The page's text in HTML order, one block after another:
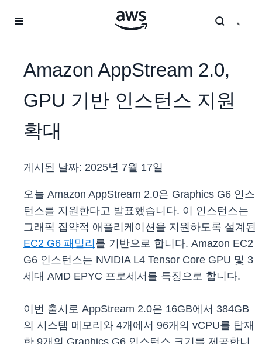
Amazon AppStream 2.0,
GPU 기반 인스턴스 지원
확대
게시된 날짜: 2025년 7월 17일
오늘 Amazon AppStream 2.0은 Graphics G6 인스
턴스를 지원한다고 발표했습니다. 이 인스턴스는
그래픽 집약적 애플리케이션을 지원하도록 설계된
EC2 G6 패밀리 를 기반으로 합니다. Amazon EC2
G6 인스턴스는 NVIDIA L4 Tensor Core GPU 및 3
세대 AMD EPYC 프로세서를 특징으로 합니다.
이번 출시로 AppStream 2.0은 16GB에서 384GB
의 시스템 메모리와 4개에서 96개의 vCPU를 탑재